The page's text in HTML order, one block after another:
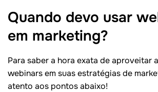
Quando devo usar
em marketing?
Para saber a hora exata de aproveitar
webinars em suas estratégias de
atento aos pontos abaixo!